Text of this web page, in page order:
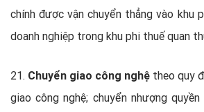
chính được vận chuyển thẳng vào khu
doanh nghiệp trong khu phi thuế quan
21. Chuyển giao công nghệ theo quy
giao công nghệ; chuyển nhượng